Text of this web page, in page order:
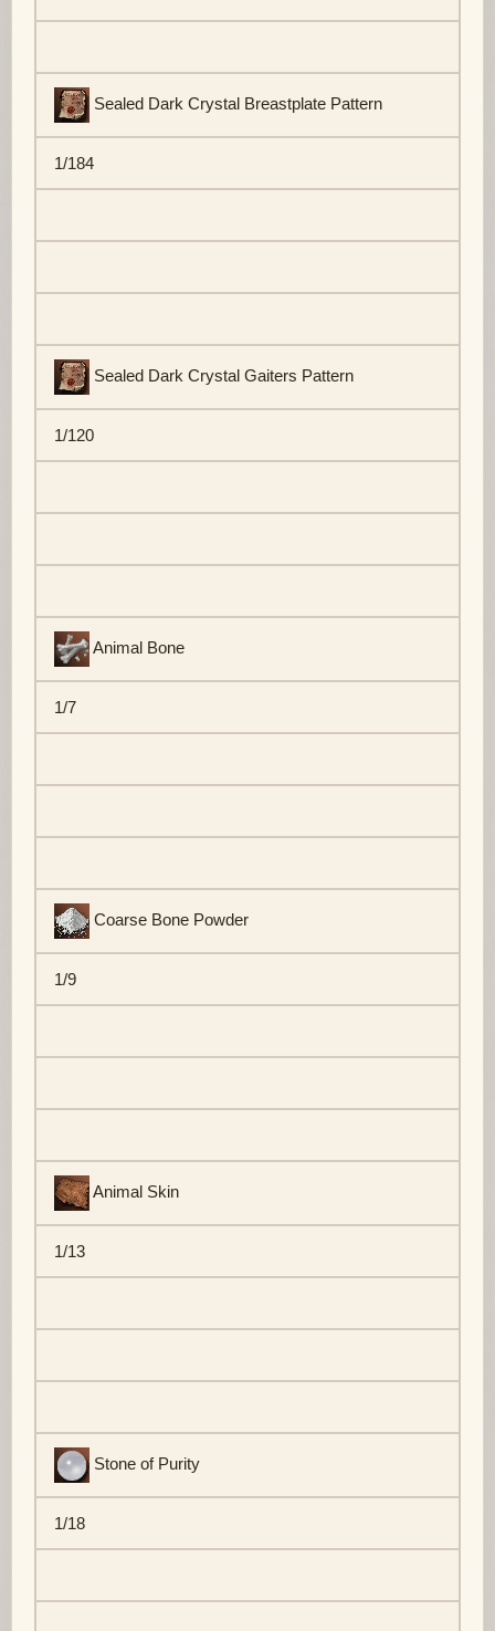
Sealed Dark Crystal Breastplate Pattern
1/184
Sealed Dark Crystal Gaiters Pattern
1/120
Animal Bone
1/7
Coarse Bone Powder
1/9
Animal Skin
1/13
Stone of Purity
1/18